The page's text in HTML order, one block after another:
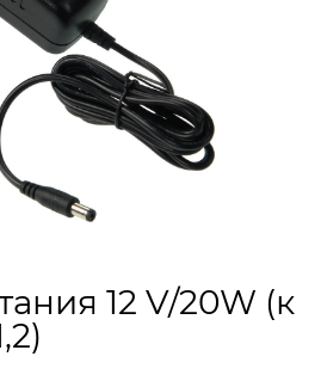
12 V/20W (к